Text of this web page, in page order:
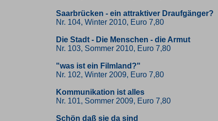
Saarbrücken - ein attraktiver Draufgänger?
Nr. 104, Winter 2010, Euro 7,80
Die Stadt - Die Menschen - die Armut
Nr. 103, Sommer 2010, Euro 7,80
"was ist ein Filmland?"
Nr. 102, Winter 2009, Euro 7,80
Kommunikation ist alles
Nr. 101, Sommer 2009, Euro 7,80
Schön daß sie da sind